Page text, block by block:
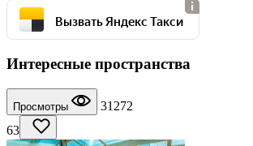
Вызвать Яндекс Такси
Интересные пространства
Просмотры
31272
63